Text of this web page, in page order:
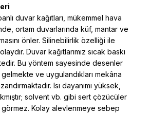
duvar kağıtları, mükemmel hava
ortam duvarlarında küf, mantar ve
önler. Silinebilirlik özelliği ile
Duvar kağıtlarımız sıcak baskı
Bu yöntem sayesinde desenler
ve uygulandıkları mekâna
Isı dayanımı yüksek,
solvent vb. gibi sert çözücüler
görmez. Kolay alevlenmeye sebep